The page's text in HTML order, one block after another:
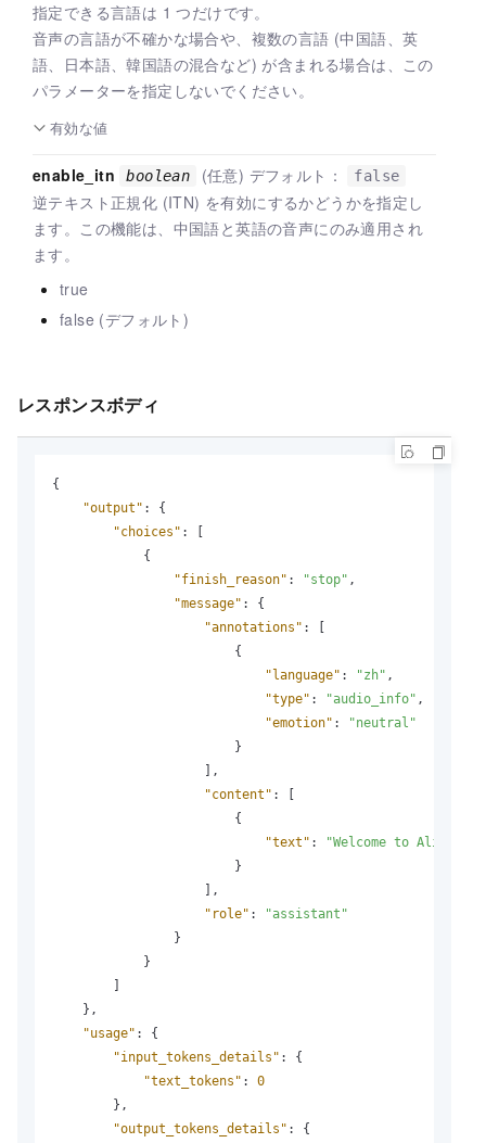
指定できる言語は 1 つだけです。
音声の言語が不確かな場合や、複数の言語 (中国語、英
語、日本語、韓国語の混合など) が含まれる場合は、この
パラメーターを指定しないでください。
有効な値
enable_itn boolean (任意) デフォルト： false
逆テキスト正規化 (ITN) を有効にするかどうかを指定し
ます。この機能は、中国語と英語の音声にのみ適用され
ます。
true
false (デフォルト)
レスポンスボディ
{
"output" :
{
"choices" :
{
"finish_reason" : "stop" ,
"message" :
{
"annotations" :
{
"language" : "zh" ,
"type" : "audio_info" ,
"emotion" :
"neutral"
}
,
"content" :
{
"text" :
"Welcome to Alibaba
}
,
"role" :
"assistant"
}
}
} ,
"usage" :
{
"input_tokens_details" :
{
"text_tokens" :
0
} ,
"output_tokens_details" : {